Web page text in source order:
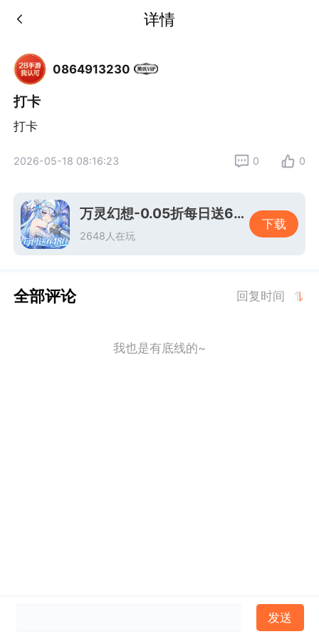
详情
0864913230
打卡
打卡
2026-05-18 08:16:23 0 0
万灵幻想-0.05折每日送6480-绿色服
2648人在玩
下载
全部评论 回复时间
我也是有底线的~
发送